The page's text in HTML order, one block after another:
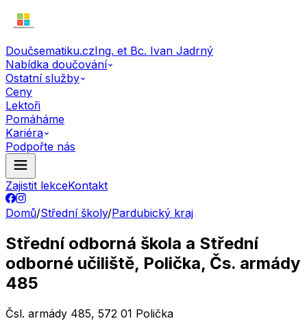
Doučsematiku.czIng. et Bc. Ivan Jadrný
Nabídka doučování
Ostatní služby
Ceny
Lektoři
Pomáháme
Kariéra
Podpořte nás
Zajistit lekceKontakt
Domů/Střední školy/Pardubický kraj
Střední odborná škola a Střední
odborné učiliště, Polička, Čs. armády
485
Čsl. armády 485, 572 01 Polička